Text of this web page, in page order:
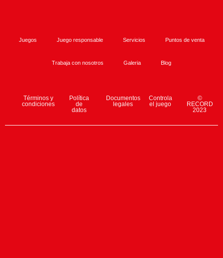
Juegos Juego responsable Servicios Puntos de venta
Trabaja con nosotros Galeria Blog
Términos y
condiciones
Política
de
datos
Documentos
legales
Controla
el juego
©
RECORD
2023